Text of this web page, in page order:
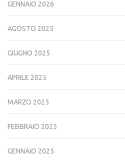
GENNAIO 2026
AGOSTO 2025
GIUGNO 2025
APRILE 2025
MARZO 2025
FEBBRAIO 2025
GENNAIO 2025